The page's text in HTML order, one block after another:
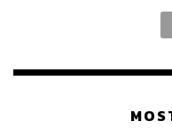
🟡 9) นโยบายไทยเริ่ม